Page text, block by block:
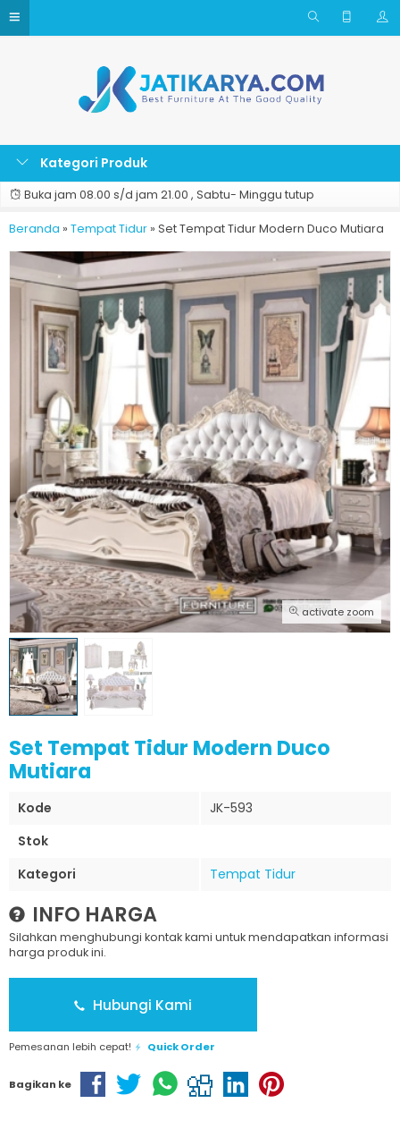
Kategori Produk
Buka jam 08.00 s/d jam 21.00 , Sabtu- Minggu tutup
Beranda » Tempat Tidur » Set Tempat Tidur Modern Duco Mutiara
activate zoom
Set Tempat Tidur Modern Duco
Mutiara
Kode
JK-593
Stok
Kategori
Tempat Tidur
INFO HARGA
Silahkan menghubungi kontak kami untuk mendapatkan informasi
harga produk ini.
Hubungi Kami
Pemesanan lebih cepat! Quick Order
Bagikan ke